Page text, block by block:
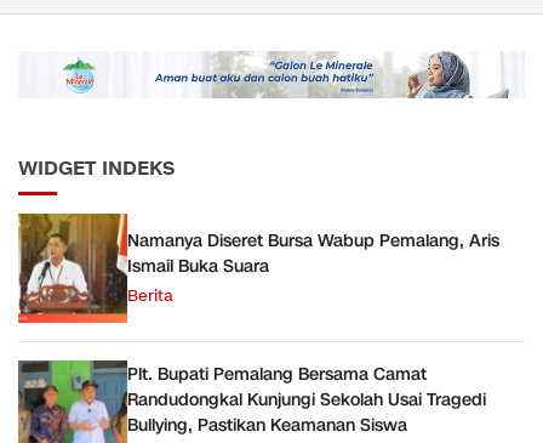
Semester 1 Tahun 2026
WIDGET INDEKS
Namanya Diseret Bursa Wabup Pemalang, Aris
Ismail Buka Suara
Berita
Plt. Bupati Pemalang Bersama Camat
Randudongkal Kunjungi Sekolah Usai Tragedi
Bullying, Pastikan Keamanan Siswa